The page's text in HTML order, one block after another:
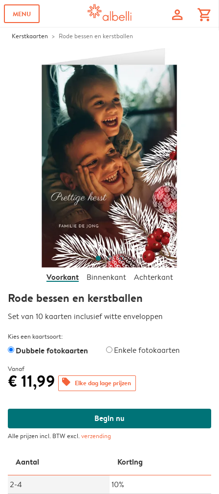
MENU profile shopping_cart
Kerstkaarten Rode bessen en kerstballen
Voorkant Binnenkant Achterkant
Rode bessen en kerstballen
Set van 10 kaarten inclusief witte enveloppen
Kies een kaartsoort:
Dubbele fotokaarten Enkele fotokaarten
Vanaf
€ 11,99 offers Elke dag lage prijzen
Begin nu
Alle prijzen incl. BTW excl.verzending
Aantal Korting
2-4
10%